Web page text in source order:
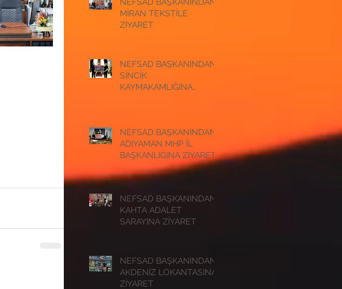
MİRAN TEKSTİLE
ZİYARET
NEFSAD BAŞKANINDAN
SİNCİK
KAYMAKAMLIĞINA
NEFSAD BAŞKANINDAN
ADIYAMAN MHP İL
BAŞKANLIĞINA ZİYARET
NEFSAD BAŞKANINDAN
KAHTA ADALET
SARAYINA ZİYARET
NEFSAD BAŞKANINDAN
AKDENİZ LOKANTASINA
ZİYARET